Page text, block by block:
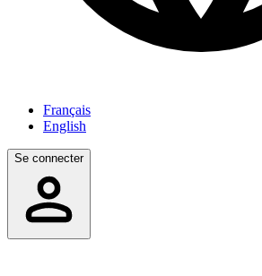
Français
English
Se connecter